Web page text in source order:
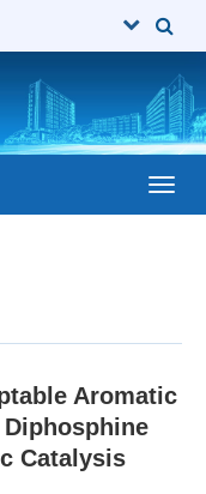
Aromatic
Catalysis